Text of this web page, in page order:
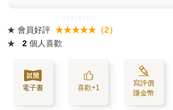
★ 會員好評 ★★★★★（2）
★
2 個人喜歡
電子書 喜歡+1
寫評價
賺金幣